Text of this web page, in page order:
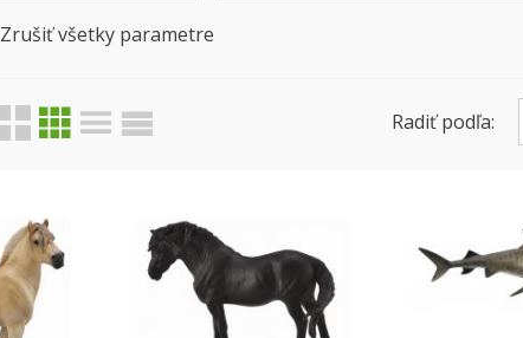
Zrušiť všetky parametre
Radiť podľa: